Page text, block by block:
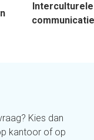
Interculturele
communicatie
Kies dan
kantoor of op